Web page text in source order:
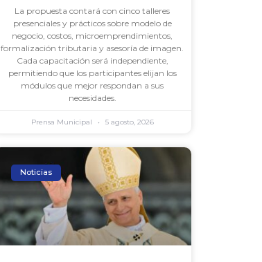
La propuesta contará con cinco talleres
presenciales y prácticos sobre modelo de
negocio, costos, microemprendimientos,
formalización tributaria y asesoría de imagen.
Cada capacitación será independiente,
permitiendo que los participantes elijan los
módulos que mejor respondan a sus
necesidades.
Prensa Municipal 5 agosto, 2026
Noticias